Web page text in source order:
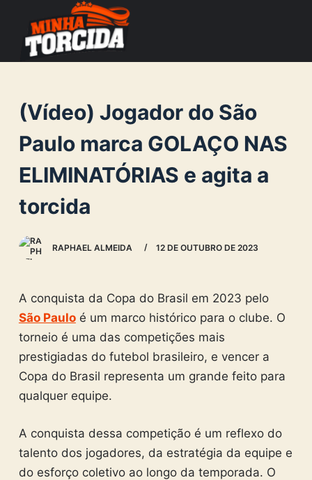
o
c
o
e
(Vídeo) Jogador do São
Paulo marca GOLAÇO NAS
ELIMINATÓRIAS e agita a
torcida
RAPHAEL ALMEIDA 12 DE OUTUBRO DE 2023
A conquista da Copa do Brasil em 2023 pelo
São Pauloé um marco histórico para o clube. O
torneio é uma das competições mais
prestigiadas do futebol brasileiro, e vencer a
Copa do Brasil representa um grande feito para
qualquer equipe.
A conquista dessa competição é um reflexo do
talento dos jogadores, da estratégia da equipe e
do esforço coletivo ao longo da temporada. O